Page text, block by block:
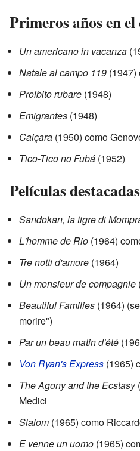
Primeros años en el
Un americano in vacanza
Natale al campo 119 (1947)
Proibito rubare (1948)
Emigrantes (1948)
Caiçara (1950) como
Tico-Tico no Fubá (1952)
Películas
Sandokan, la tigre di
L'homme de Rio (1964)
Tre notti d'amore (1964)
Un monsieur de compagnie
Beautiful Families (1964)
morire")
Par un beau matin d'été
Von Ryan's Express (1965)
The Agony and the Ecstasy
Medici
Slalom (1965) como
E venne un uomo (1965)